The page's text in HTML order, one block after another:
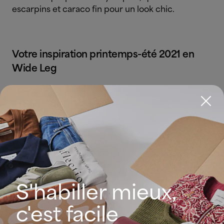
escarpins et caraco fin pour un look chic.
Votre inspiration printemps-été 2021 en
Wide Leg
10€ offerts sur
votre premier
Lookiero pour être
habillée par une
S'habiller mieux,
c'est facile